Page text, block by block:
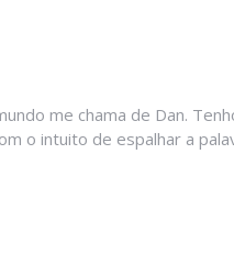
me chama de Dan.
o intuito de espalhar a